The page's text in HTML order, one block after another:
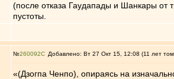
(после отказа Гаудапады и Шанкары от
пустоты.
№260092 Добавлено: Вт 27 Окт 15, 12:08 (11 лет
«(Дзогпа Ченпо), опираясь на